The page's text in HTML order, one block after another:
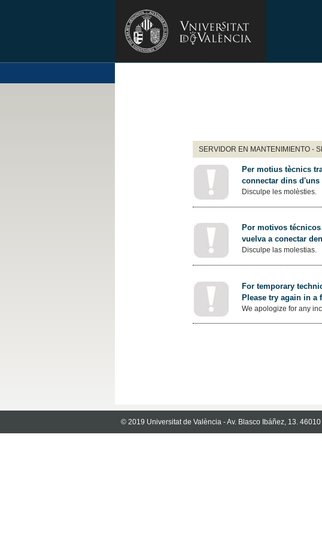
SERVIDOR EN MANTENIMIENTO -
Per motius tècnics
connectar dins d'uns
Disculpe les molèsties.
Por motivos
vuelva a conectar
Disculpe las molestias.
For temporary
Please try again in a
We apologize for any
© 2019 Universitat de València - Av. Blasco Ibáñez, 13.